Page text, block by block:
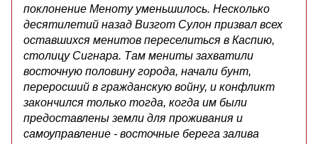
поклонение Меноту уменьшилось. Несколько
десятилетий назад Визгот Сулон призвал всех
оставшихся менитов переселиться в Каспию,
столицу Сигнара. Там мениты захватили
восточную половину города, начали бунт,
переросший в гражданскую войну, и конфликт
закончился только тогда, когда им были
предоставлены земли для проживания и
самоуправление - восточные берега залива